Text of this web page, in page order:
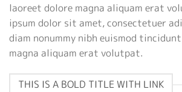
laoreet dolore magna aliquam erat
ipsum dolor sit amet, consectetuer
diam nonummy nibh euismod
magna aliquam erat volutpat.
THIS IS A BOLD TITLE WITH LINK